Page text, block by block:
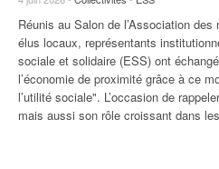
Réunis au Salon de l’Association
élus locaux, représentants
sociale et solidaire (ESS) ont
l’économie de proximité grâce à ce
l’utilité sociale". L’occasion de
mais aussi son rôle croissant dans